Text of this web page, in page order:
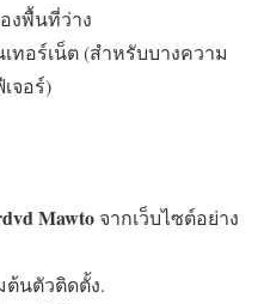
งพื้นที่ว่าง
ทอร์เน็ต (สำหรับบางความ
จอร์)
Mawto จากเว็บไซต์อย่าง
ต้นตัวติดตั้ง.